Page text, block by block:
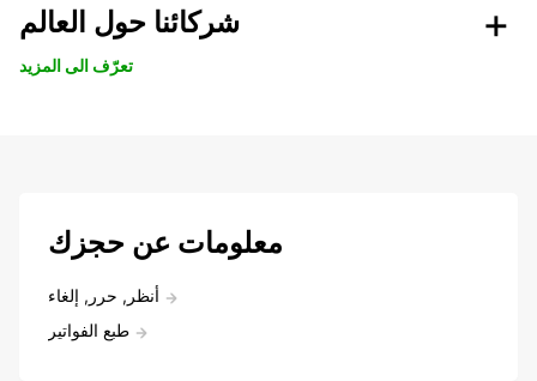
شركائنا حول العالم
تعرّف الى المزيد
معلومات عن حجزك
أنظر, حرر, إلغاء
طبع الفواتير